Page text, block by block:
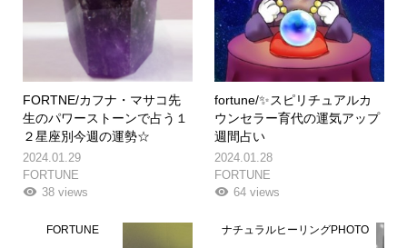
FORTNE/カフナ・マサコ先
生のパワーストーンで占う１
２星座別今週の運勢☆
2024.01.29
FORTUNE
38 views
fortune/✨スピリチュアルカ
ウンセラー育代の運気アップ
週間占い
2024.01.28
FORTUNE
64 views
FORTUNE ナチュラルヒーリングPHOTO